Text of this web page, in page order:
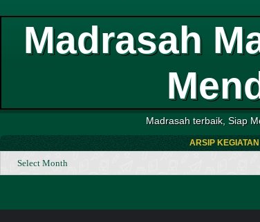
Madrasah
Madrasah terbaik, Siap
ARSIP